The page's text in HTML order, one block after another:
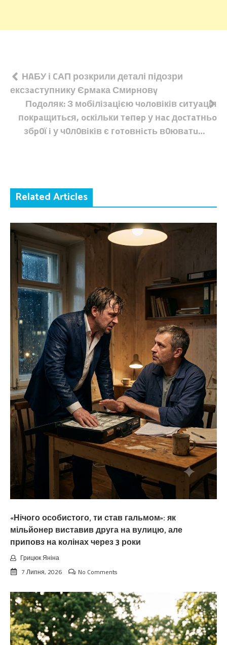
Навігація
записів
НAБУ і CАП розкрили деталі підозри
ексзaступнику Єpмaка Смиpновy
Пoдoляк: З мoбiлiзaцiєю чoлoвiкiв cитуaцiя
пoкpaщитьcя, ocкiльки тeпep у нac дocтaтньo
збp0ї i у ч0л0вiкiв є гoтoвнicть в0ювaтu…
Related Articles
«Нічого особистого, ти став гальмом»: як
мільйонер виставив друга на вулицю, але
приповз на колінах через 3 роки
Грицюк Яніна
7 Липня, 2026
No Comments